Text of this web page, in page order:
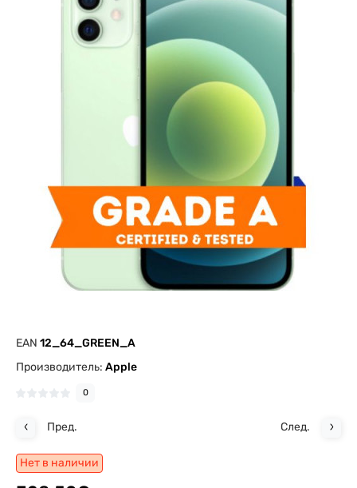
EAN 12_64_GREEN_A
Производитель: Apple
0
Пред. След.
Нет в наличии